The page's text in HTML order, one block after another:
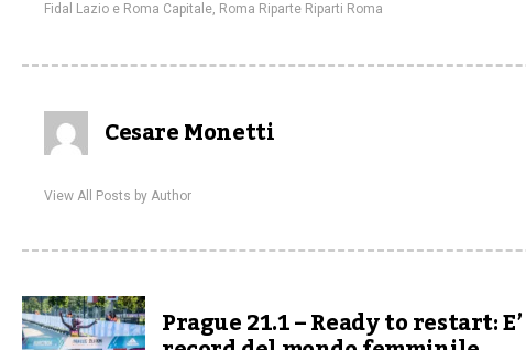
Fidal Lazio e Roma Capitale, Roma Riparte Riparti Roma
Cesare Monetti
View All Posts by Author
Prague 21.1 – Ready to restart: E’